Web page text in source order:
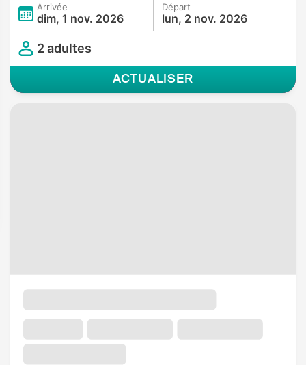
Arrivée
dim, 1 nov. 2026
Départ
lun, 2 nov. 2026
2 adultes
ACTUALISER